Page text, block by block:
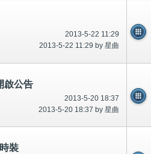
2013-5-22 11:29
2013-5-22 11:29 by 星曲
啟公告
2013-5-20 18:37
2013-5-20 18:37 by 星曲
裝